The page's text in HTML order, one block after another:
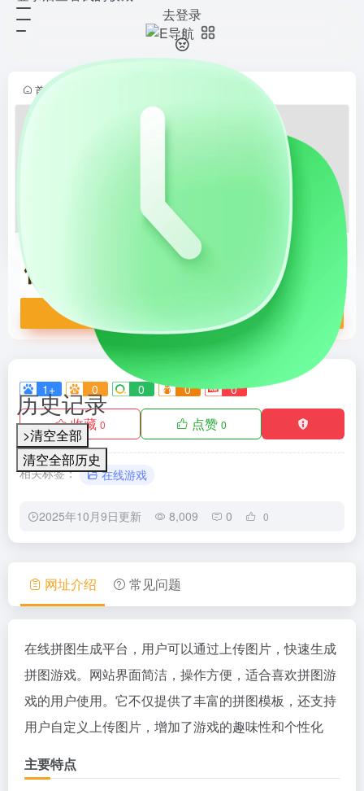
去登录
历史记录
>清空全部
清空全部历史
首页
1+ 0 0 0 0
收藏 0 点赞 0
相关标签： 在线游戏
2025年10月9日更新 8,009 0 0
拼图侠，任意一张图片即可在线生成
拼图！简单易用的在线拼图生成平
网址介绍 常见问题
在线拼图生成平台，用户可以通过上传图片，快速生成
拼图游戏。网站界面简洁，操作方便，适合喜欢拼图游
戏的用户使用。它不仅提供了丰富的拼图模板，还支持
用户自定义上传图片，增加了游戏的趣味性和个性化
主要特点